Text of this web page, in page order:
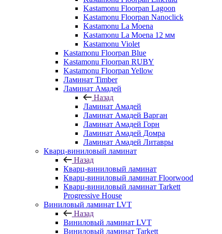
Kastamonu Floorpan Lagoon
Kastamonu Floorpan Nanoclick
Kastamonu La Moena
Kastamonu La Moena 12 мм
Kastamonu Violet
Kastamonu Floorpan Blue
Kastamonu Floorpan RUBY
Kastamonu Floorpan Yellow
Ламинат Timber
Ламинат Амадей
Назад
Ламинат Амадей
Ламинат Амадей Варган
Ламинат Амадей Горн
Ламинат Амадей Домра
Ламинат Амадей Литавры
Кварц-виниловый ламинат
Назад
Кварц-виниловый ламинат
Кварц-виниловый ламинат Floorwood
Кварц-виниловый ламинат Tarkett
Progressive House
Виниловый ламинат LVT
Назад
Виниловый ламинат LVT
Виниловый ламинат Tarkett